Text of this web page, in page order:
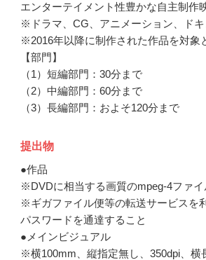
エンターテイメント性豊かな自主制作
※ドラマ、CG、アニメーション、ド
※2016年以降に制作された作品を対象
【部門】
（1）短編部門：30分まで
（2）中編部門：60分まで
（3）長編部門：およそ120分まで
提出物
●作品
※DVDに相当する画質のmpeg-4ファイ
※ギガファイル便等の転送サービスを
パスワードを通達すること
●メインビジュアル
※横100mm、縦指定無し、350dpi、横